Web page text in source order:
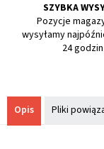
SZYBKA
Pozycje
wysyłamy
24 godzin
Opis Pliki